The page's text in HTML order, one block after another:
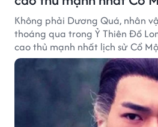
Không phải Dương Quá, nhân
thoáng qua trong Ỷ Thiên Đồ
cao thủ mạnh nhất lịch sử Cổ